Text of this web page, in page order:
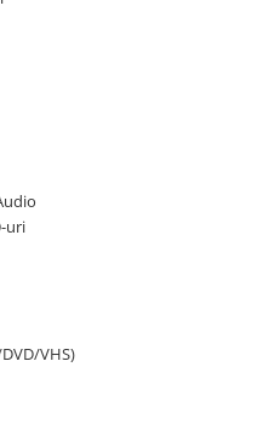
uri
VHS)